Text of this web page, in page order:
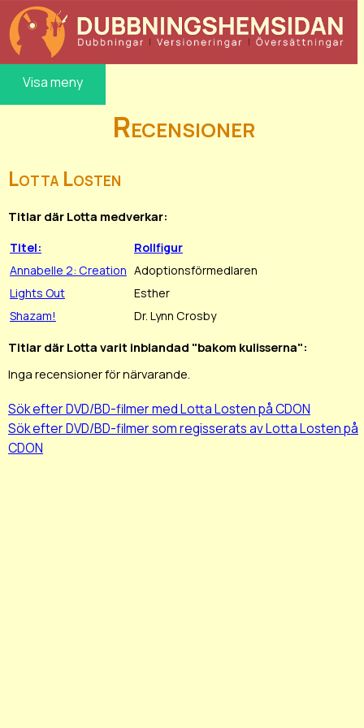
Visa meny
Recensioner
Lotta Losten
Titlar där Lotta medverkar:
Titel:
Rollfigur
Annabelle 2: Creation Adoptionsförmedlaren
Lights Out
Esther
Shazam!
Dr. Lynn Crosby
Titlar där Lotta varit inblandad "bakom kulisserna":
Inga recensioner för närvarande.
Sök efter DVD/BD-filmer med Lotta Losten på CDON
Sök efter DVD/BD-filmer som regisserats av Lotta Losten på
CDON